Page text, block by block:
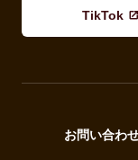
TikTok
お問い合わ